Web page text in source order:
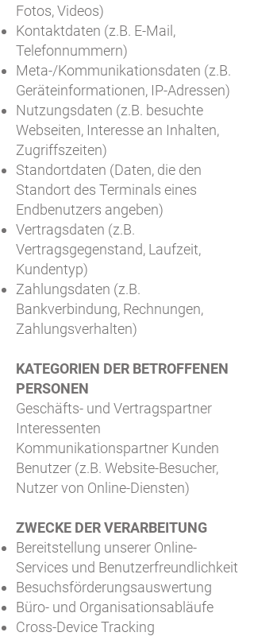
Fotos, Videos)
Kontaktdaten (z.B. E-Mail,
Telefonnummern)
Meta-/Kommunikationsdaten (z.B.
Geräteinformationen, IP-Adressen)
Nutzungsdaten (z.B. besuchte
Webseiten, Interesse an Inhalten,
Zugriffszeiten)
Standortdaten (Daten, die den
Standort des Terminals eines
Endbenutzers angeben)
Vertragsdaten (z.B.
Vertragsgegenstand, Laufzeit,
Kundentyp)
Zahlungsdaten (z.B.
Bankverbindung, Rechnungen,
Zahlungsverhalten)
KATEGORIEN DER BETROFFENEN
PERSONEN
Geschäfts- und Vertragspartner
Interessenten
Kommunikationspartner Kunden
Benutzer (z.B. Website-Besucher,
Nutzer von Online-Diensten)
ZWECKE DER VERARBEITUNG
Bereitstellung unserer Online-
Services und Benutzerfreundlichkeit
Besuchsförderungsauswertung
Büro- und Organisationsabläufe
Cross-Device Tracking